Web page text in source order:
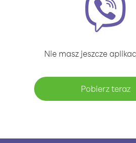
Nie masz jeszcze
Pobierz teraz